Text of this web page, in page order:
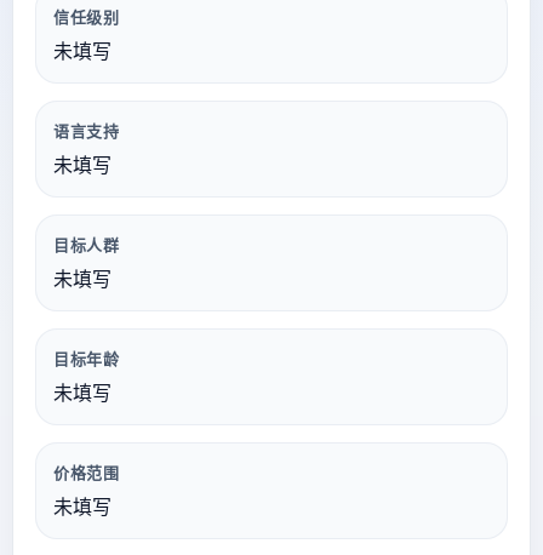
信任级别
未填写
语言支持
未填写
目标人群
未填写
目标年龄
未填写
价格范围
未填写